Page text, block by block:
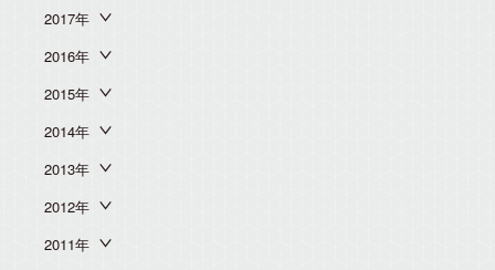
2017年
2016年
2015年
2014年
2013年
2012年
2011年